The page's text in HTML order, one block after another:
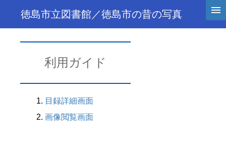
徳島市立図書館／徳島市の昔の写真